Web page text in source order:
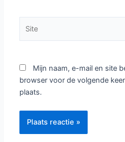
Mijn naam, e-mail en site
browser voor de volgende
plaats.